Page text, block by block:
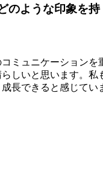
のような印象を持
ミュニケーションを
しいと思います。私
長できると感じてい